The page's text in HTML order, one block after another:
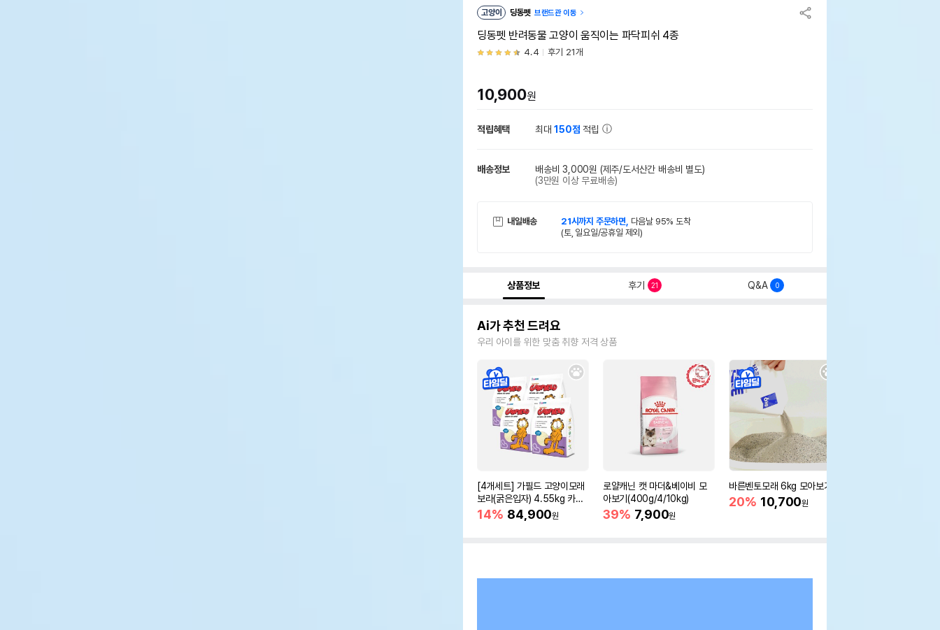
고양이 딩동펫 브랜드관 이동
딩동펫 반려동물 고양이 움직이는 파닥피쉬 4종
4.4 후기 21개
10,900원
적립혜택 최대150점 적립
배송정보 배송비 3,000원 (제주/도서산간 배송비 별도)
(3만원 이상 무료배송)
내일배송 21시까지 주문하면, 다음날 95% 도착
(토, 일요일/공휴일 제외)
상품정보 후기 21 Q&A 0
Ai가 추천 드려요
우리 아이를 위한 맞춤 취향 저격 상품
[4개세트] 가필드 고양이모래
보라(굵은입자) 4.55kg 카사
바모래
14% 84,900원
로얄캐닌 캣 마더&베이비 모
아보기(400g/4/10kg)
39% 7,900원
바른벤토모래 6kg 모아보기
20% 10,700원